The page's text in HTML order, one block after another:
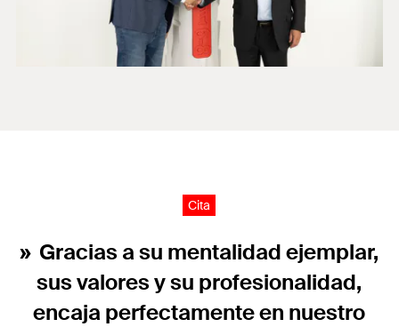
Cita
Gracias a su mentalidad ejemplar,
sus valores y su profesionalidad,
encaja perfectamente en nuestro